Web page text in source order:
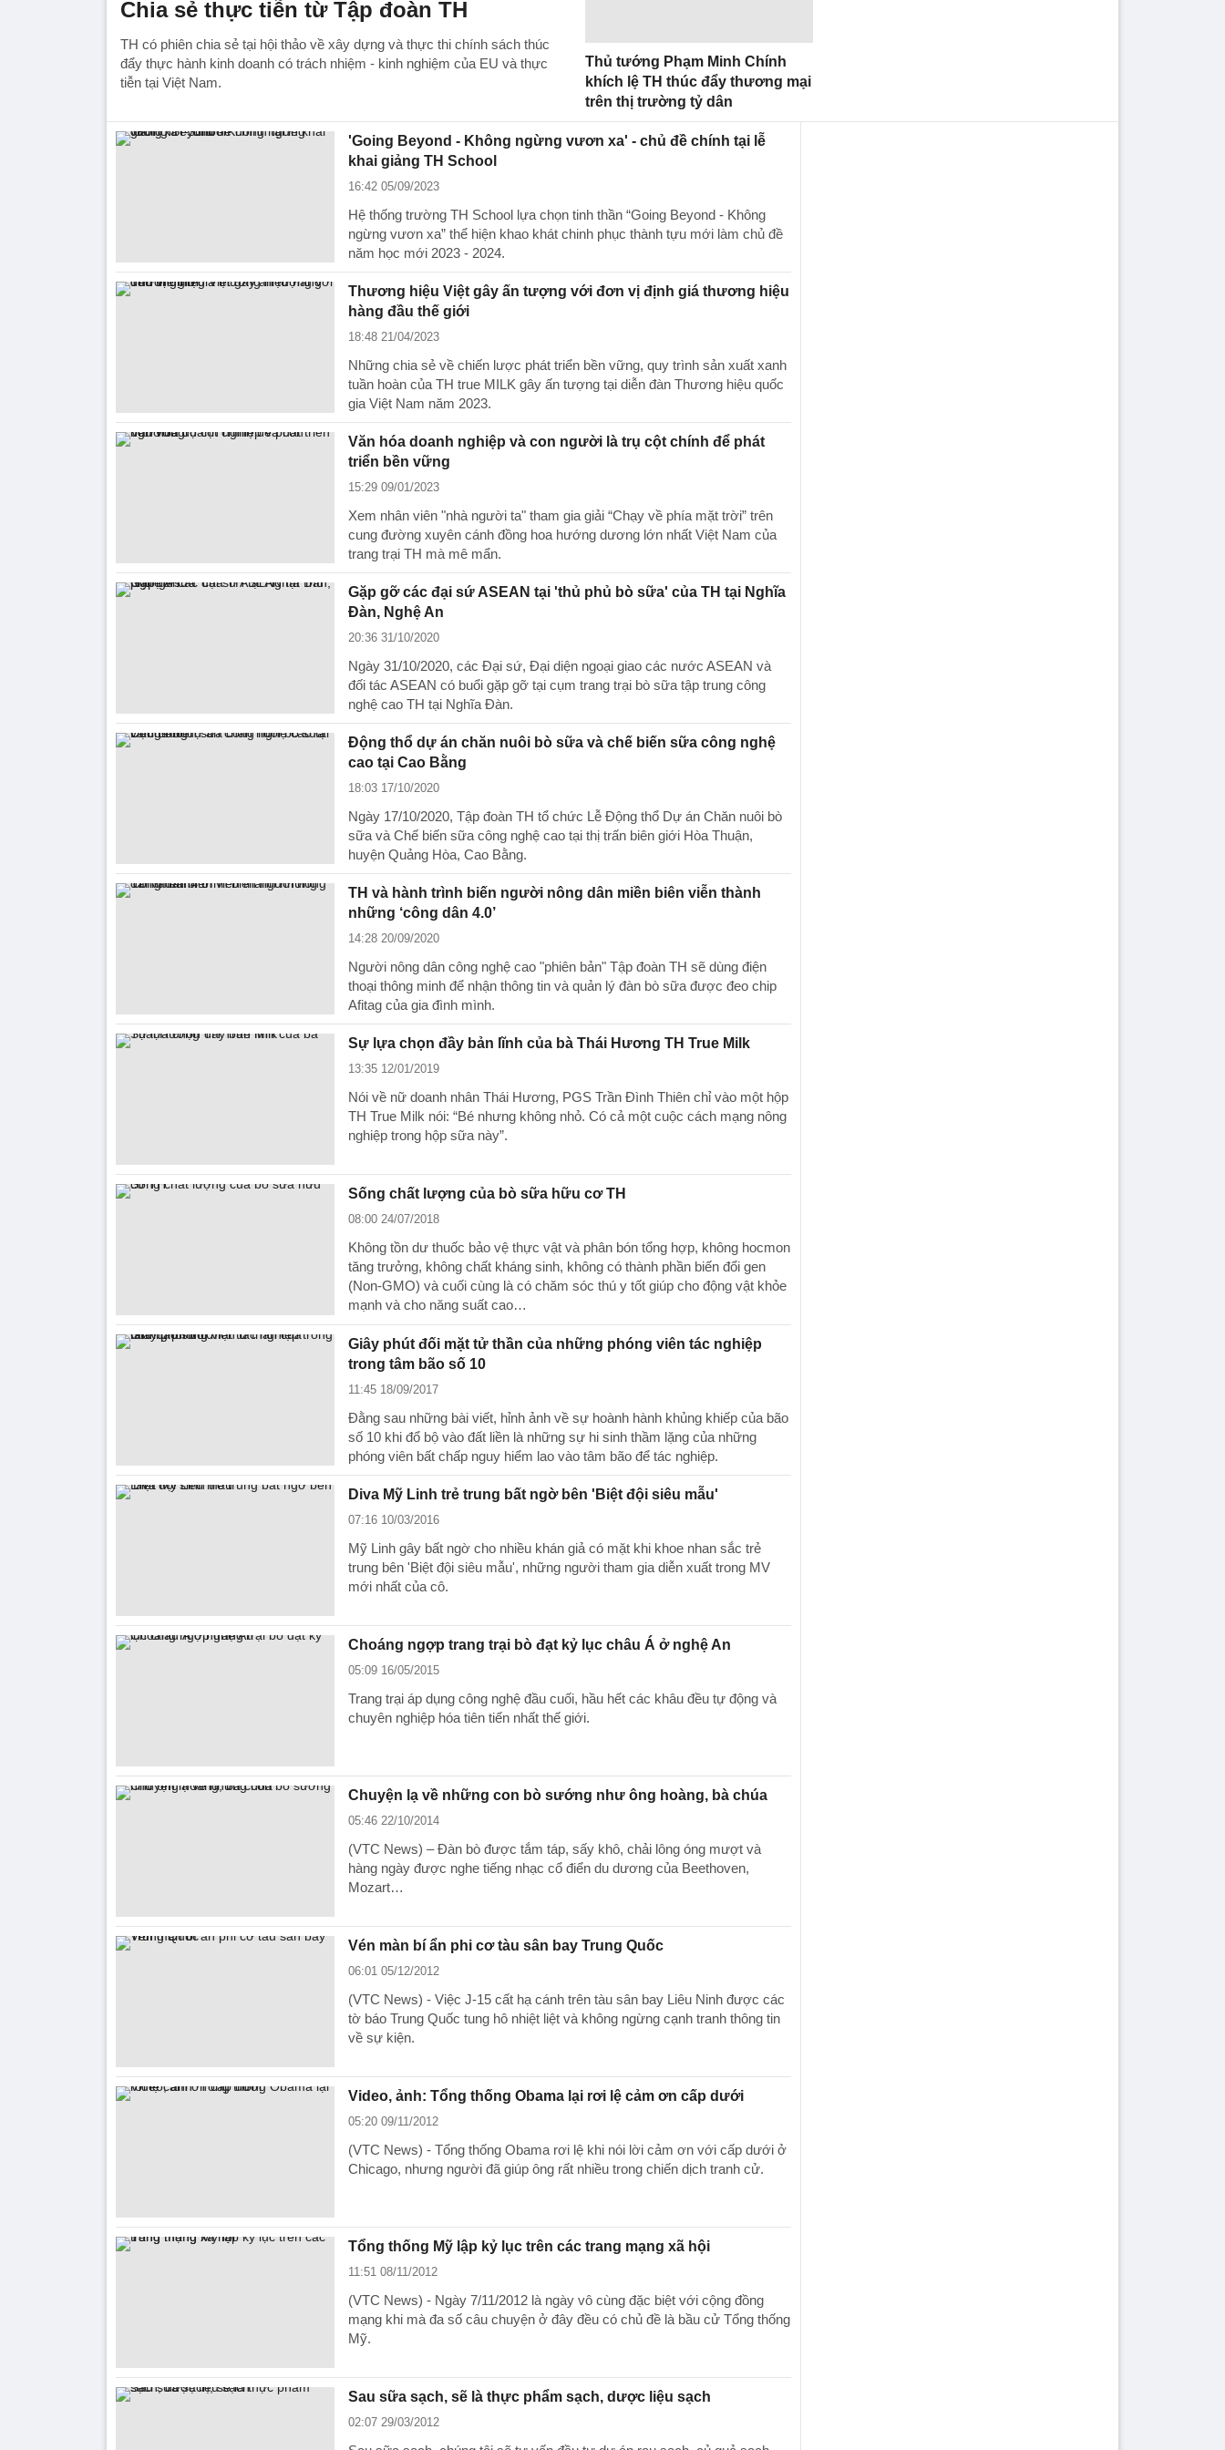
Chia sẻ thực tiễn từ Tập đoàn TH
TH có phiên chia sẻ tại hội thảo về xây dựng và thực thi chính sách thúc
đẩy thực hành kinh doanh có trách nhiệm - kinh nghiệm của EU và thực
tiễn tại Việt Nam.
Thủ tướng Phạm Minh Chính
khích lệ TH thúc đẩy thương mại
trên thị trường tỷ dân
'Going Beyond - Không ngừng vươn xa' - chủ đề chính tại lễ
khai giảng TH School
16:42 05/09/2023
Hệ thống trường TH School lựa chọn tinh thần “Going Beyond - Không
ngừng vươn xa” thể hiện khao khát chinh phục thành tựu mới làm chủ đề
năm học mới 2023 - 2024.
Thương hiệu Việt gây ấn tượng với đơn vị định giá thương hiệu
hàng đầu thế giới
18:48 21/04/2023
Những chia sẻ về chiến lược phát triển bền vững, quy trình sản xuất xanh
tuần hoàn của TH true MILK gây ấn tượng tại diễn đàn Thương hiệu quốc
gia Việt Nam năm 2023.
Văn hóa doanh nghiệp và con người là trụ cột chính để phát
triển bền vững
15:29 09/01/2023
Xem nhân viên "nhà người ta" tham gia giải “Chạy về phía mặt trời” trên
cung đường xuyên cánh đồng hoa hướng dương lớn nhất Việt Nam của
trang trại TH mà mê mẩn.
Gặp gỡ các đại sứ ASEAN tại 'thủ phủ bò sữa' của TH tại Nghĩa
Đàn, Nghệ An
20:36 31/10/2020
Ngày 31/10/2020, các Đại sứ, Đại diện ngoại giao các nước ASEAN và
đối tác ASEAN có buổi gặp gỡ tại cụm trang trại bò sữa tập trung công
nghệ cao TH tại Nghĩa Đàn.
Động thổ dự án chăn nuôi bò sữa và chế biến sữa công nghệ
cao tại Cao Bằng
18:03 17/10/2020
Ngày 17/10/2020, Tập đoàn TH tổ chức Lễ Động thổ Dự án Chăn nuôi bò
sữa và Chế biến sữa công nghệ cao tại thị trấn biên giới Hòa Thuận,
huyện Quảng Hòa, Cao Bằng.
TH và hành trình biến người nông dân miền biên viễn thành
những ‘công dân 4.0’
14:28 20/09/2020
Người nông dân công nghệ cao "phiên bản" Tập đoàn TH sẽ dùng điện
thoại thông minh để nhận thông tin và quản lý đàn bò sữa được đeo chip
Afitag của gia đình mình.
Sự lựa chọn đầy bản lĩnh của bà Thái Hương TH True Milk
13:35 12/01/2019
Nói về nữ doanh nhân Thái Hương, PGS Trần Đình Thiên chỉ vào một hộp
TH True Milk nói: “Bé nhưng không nhỏ. Có cả một cuộc cách mạng nông
nghiệp trong hộp sữa này”.
Sống chất lượng của bò sữa hữu cơ TH
08:00 24/07/2018
Không tồn dư thuốc bảo vệ thực vật và phân bón tổng hợp, không hocmon
tăng trưởng, không chất kháng sinh, không có thành phần biến đổi gen
(Non-GMO) và cuối cùng là có chăm sóc thú y tốt giúp cho động vật khỏe
mạnh và cho năng suất cao…
Giây phút đối mặt tử thần của những phóng viên tác nghiệp
trong tâm bão số 10
11:45 18/09/2017
Đằng sau những bài viết, hỉnh ảnh về sự hoành hành khủng khiếp của bão
số 10 khi đổ bộ vào đất liền là những sự hi sinh thầm lặng của những
phóng viên bất chấp nguy hiểm lao vào tâm bão để tác nghiệp.
Diva Mỹ Linh trẻ trung bất ngờ bên 'Biệt đội siêu mẫu'
07:16 10/03/2016
Mỹ Linh gây bất ngờ cho nhiều khán giả có mặt khi khoe nhan sắc trẻ
trung bên 'Biệt đội siêu mẫu', những người tham gia diễn xuất trong MV
mới nhất của cô.
Choáng ngợp trang trại bò đạt kỷ lục châu Á ở nghệ An
05:09 16/05/2015
Trang trại áp dụng công nghệ đầu cuối, hầu hết các khâu đều tự động và
chuyên nghiệp hóa tiên tiến nhất thế giới.
Chuyện lạ về những con bò sướng như ông hoàng, bà chúa
05:46 22/10/2014
(VTC News) – Đàn bò được tắm táp, sấy khô, chải lông óng mượt và
hàng ngày được nghe tiếng nhạc cổ điển du dương của Beethoven,
Mozart…
Vén màn bí ẩn phi cơ tàu sân bay Trung Quốc
06:01 05/12/2012
(VTC News) - Việc J-15 cất hạ cánh trên tàu sân bay Liêu Ninh được các
tờ báo Trung Quốc tung hô nhiệt liệt và không ngừng cạnh tranh thông tin
về sự kiện.
Video, ảnh: Tổng thống Obama lại rơi lệ cảm ơn cấp dưới
05:20 09/11/2012
(VTC News) - Tổng thống Obama rơi lệ khi nói lời cảm ơn với cấp dưới ở
Chicago, nhưng người đã giúp ông rất nhiều trong chiến dịch tranh cử.
Tổng thống Mỹ lập kỷ lục trên các trang mạng xã hội
11:51 08/11/2012
(VTC News) - Ngày 7/11/2012 là ngày vô cùng đặc biệt với cộng đồng
mạng khi mà đa số câu chuyện ở đây đều có chủ đề là bầu cử Tổng thống
Mỹ.
Sau sữa sạch, sẽ là thực phẩm sạch, dược liệu sạch
02:07 29/03/2012